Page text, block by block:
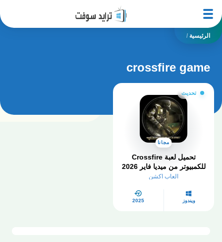
الرئيسية /
crossfire game
تحديث
مجانا
تحميل لعبة Crossfire
للكمبيوتر من ميديا فاير 2026
العاب اكشن
ويندوز 2025